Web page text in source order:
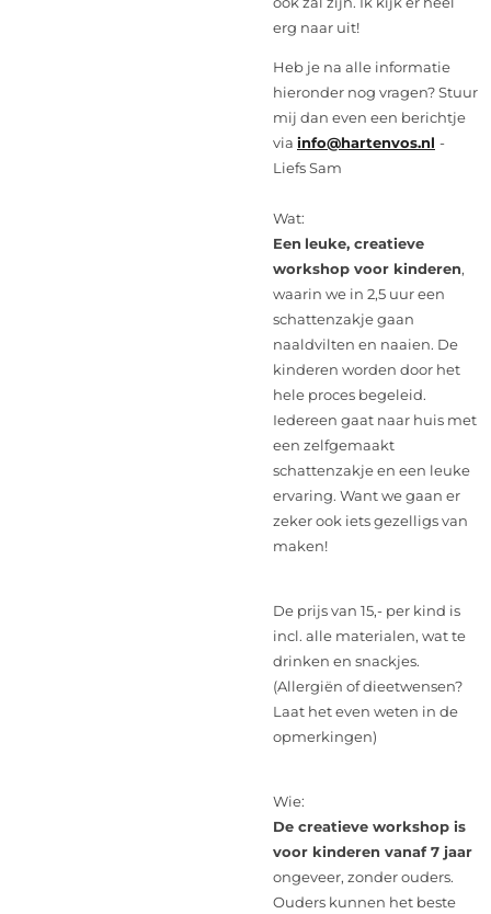
erg naar uit!
Heb je na alle informatie
hieronder nog vragen? Stuur
mij dan even een berichtje
via info@hartenvos.nl -
Liefs Sam
Wat:
Een leuke, creatieve
workshop voor kinderen,
waarin we in 2,5 uur een
schattenzakje gaan
naaldvilten en naaien. De
kinderen worden door het
hele proces begeleid.
Iedereen gaat naar huis met
een zelfgemaakt
schattenzakje en een leuke
ervaring. Want we gaan er
zeker ook iets gezelligs van
maken!
De prijs van 15,- per kind is
incl. alle materialen, wat te
drinken en snackjes.
(Allergiën of dieetwensen?
Laat het even weten in de
opmerkingen)
Wie:
De creatieve workshop is
voor kinderen vanaf 7 jaar
ongeveer, zonder ouders.
Ouders kunnen het beste